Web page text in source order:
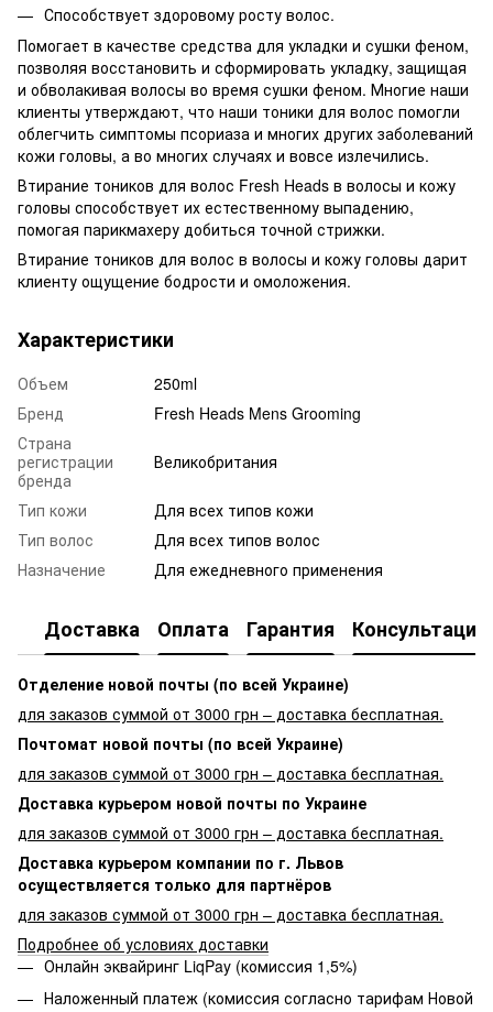
Способствует здоровому росту волос.
Помогает в качестве средства для укладки и сушки феном,
позволяя восстановить и сформировать укладку, защищая
и обволакивая волосы во время сушки феном. Многие наши
клиенты утверждают, что наши тоники для волос помогли
облегчить симптомы псориаза и многих других заболеваний
кожи головы, а во многих случаях и вовсе излечились.
Втирание тоников для волос Fresh Heads в волосы и кожу
головы способствует их естественному выпадению,
помогая парикмахеру добиться точной стрижки.
Втирание тоников для волос в волосы и кожу головы дарит
клиенту ощущение бодрости и омоложения.
Характеристики
Объем
250ml
Бренд
Fresh Heads Mens Grooming
Страна
регистрации
бренда
Великобритания
Тип кожи
Для всех типов кожи
Тип волос
Для всех типов волос
Назначение
Для ежедневного применения
Доставка Оплата Гарантия Консультация
Отделение новой почты (по всей Украине)
для заказов суммой от 3000 грн – доставка бесплатная.
Почтомат новой почты (по всей Украине)
для заказов суммой от 3000 грн – доставка бесплатная.
Доставка курьером новой почты по Украине
для заказов суммой от 3000 грн – доставка бесплатная.
Доставка курьером компании по г. Львов
осуществляется только для партнёров
для заказов суммой от 3000 грн – доставка бесплатная.
Подробнее об условиях доставки
Онлайн эквайринг LiqPay (комиссия 1,5%)
Наложенный платеж (комиссия согласно тарифам Новой